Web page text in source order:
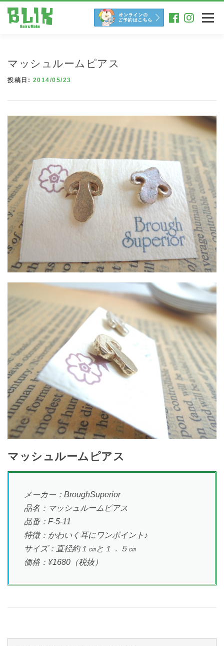
メニュー
マッシュルームピアス
投稿日: 2014/05/23
マッシュルームピアス
メーカー：BroughSuperior
品名：マッシュルームピアス
品番：F-5-11
特徴：かわいく耳にワンポイント♪
サイズ：直径約１㎝と１．５㎝
価格：¥1680（税抜）